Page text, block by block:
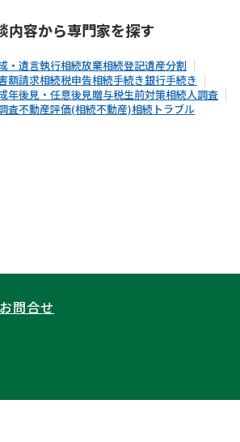
内容から専門家を探す
・遺言執行相続放棄相続登記遺産分割
額請求相続税申告相続手続き銀行手続き
年後見・任意後見贈与税生前対策相続人調査
査不動産評価(相続不動産)相続トラブル
問合せ